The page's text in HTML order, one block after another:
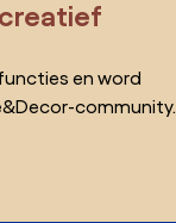
creatief
en word
community.